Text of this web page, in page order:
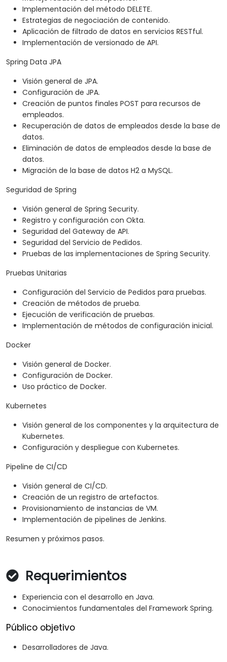
Implementación del método DELETE.
Estrategias de negociación de contenido.
Aplicación de filtrado de datos en servicios RESTful.
Implementación de versionado de API.
Spring Data JPA
Visión general de JPA.
Configuración de JPA.
Creación de puntos finales POST para recursos de
empleados.
Recuperación de datos de empleados desde la base de
datos.
Eliminación de datos de empleados desde la base de
datos.
Migración de la base de datos H2 a MySQL.
Seguridad de Spring
Visión general de Spring Security.
Registro y configuración con Okta.
Seguridad del Gateway de API.
Seguridad del Servicio de Pedidos.
Pruebas de las implementaciones de Spring Security.
Pruebas Unitarias
Configuración del Servicio de Pedidos para pruebas.
Creación de métodos de prueba.
Ejecución de verificación de pruebas.
Implementación de métodos de configuración inicial.
Docker
Visión general de Docker.
Configuración de Docker.
Uso práctico de Docker.
Kubernetes
Visión general de los componentes y la arquitectura de
Kubernetes.
Configuración y despliegue con Kubernetes.
Pipeline de CI/CD
Visión general de CI/CD.
Creación de un registro de artefactos.
Provisionamiento de instancias de VM.
Implementación de pipelines de Jenkins.
Resumen y próximos pasos.
Requerimientos
Experiencia con el desarrollo en Java.
Conocimientos fundamentales del Framework Spring.
Público objetivo
Desarrolladores de Java.